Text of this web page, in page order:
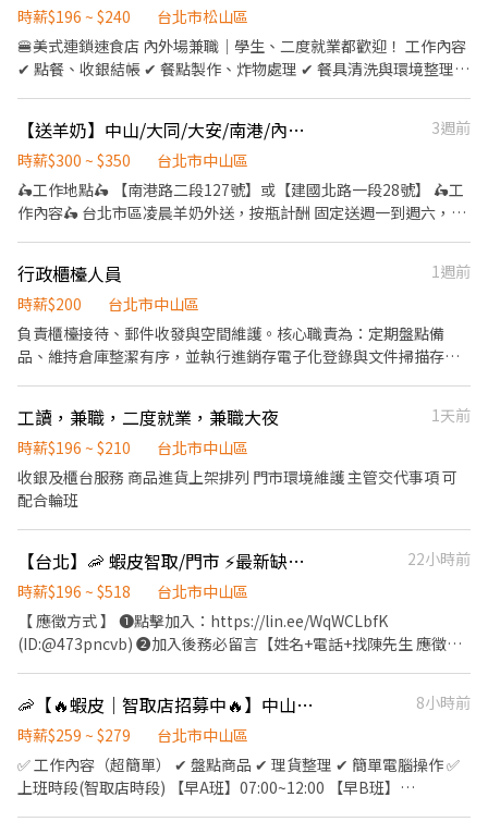
餐、環境清潔、炸物製餐、洗滌餐具 ⸻⸻⸻⸻ ✅薪
資計算： 11-14、17-21、22-01➡️時薪 $240 其餘時段➡️時薪 $196
✔️00:00後時薪+55(夜班獎金)➡️時薪 $196+55 OR $240+55=295
⋯⋯⋯⋯⋯⋯⋯⋯⋯⋯⋯⋯ 📍忠孝四 台北市信義區忠孝東路五段
522號1樓 📍新台北101 台北市信義區市府路45號B1 📍台北夢廣場
資補貼/ 修繕補貼 體檢補助 (依規定) 員工推薦獎金 完整教育訓練
時薪$196 ~ $240
台北市松山區
🍔美式連鎖速食店 內外場兼職｜學生、二度就業都歡迎！ 工作內容
✔ 點餐、收銀結帳 ✔ 餐點製作、炸物處理 ✔ 餐具清洗與環境整理
00:00後另享每小時55元夜班津貼 缺額點店: 001 台北民生 晚班
17:00–20:00 ×2、小夜班 22:00–02:00 ×2 109 台北民權 晚班
17:00–20:00 ×2 302 台北南京二 早班 11:00–14:00 ×2、晚班
16:00–20:00 ×2、小夜班 22:00–01:00 ×2 527 台北南京六 小夜班
北南京二：台北市松山區南京東路五段162號1樓 527 台北南京六：
台北市松山區南京東路四段57號 ✦ ───────── ✦ 💰福利
$800(短期無補貼) 🙌 推薦獎金 $600 🥤 員工餐點半價，天天都能享
優惠 🛡️ 勞健保、團保、勞退一應俱全 - 👇👇快速應徵通道👇👇 🔜請加
入專員窗口 : https://lin.ee/sSSCigY 加入後留言:姓名/電話/找威利
安排面試 美式餐廳(地區) ⛔無抽成無費用✊其他職缺也可詢問👌安心
【送羊奶】中山/大同/大安/南港/內湖/松山/信義
3週前
時薪$300 ~ $350
台北市中山區
🛵工作地點🛵 【南港路二段127號】或【建國北路一段28號】 🛵工
作內容🛵 台北市區凌晨羊奶外送，按瓶計酬 固定送週一到週六，日
供，專人帶訓 純送不收費，派報、外送等產業人員可無痛轉職 歡迎
私訊聊聊
行政櫃檯人員
1週前
時薪$200
台北市中山區
負責櫃檯接待、郵件收發與空間維護。核心職責為：定期盤點備
品、維持倉庫整潔有序，並執行進銷存電子化登錄與文件掃描存
工讀，兼職，二度就業，兼職大夜
1天前
時薪$196 ~ $210
台北市中山區
收銀及櫃台服務 商品進貨上架排列 門市環境維護 主管交代事項 可
配合輪班
【台北】🦐 蝦皮智取/門市 ⚡最新缺額門店 ⚡快速報到
22小時前
時薪$196 ~ $518
台北市中山區
【 應徵方式 】 ❶點擊加入：https://lin.ee/WqWCLbfK
(ID:@473pncvb) ❷加入後務必留言【姓名+電話+找陳先生 應徵台
$234-259/hr+(晚班獎金 20 /夜班獎金 40) ✦工作內容-不需顧客服
務 1.包裹搬運、理貨(搬物流箱10~15公斤不等) 2.維持門市作業區環
境、清潔 3.配合單日跑點(1~5間門市) 🔔需自備機車、駕照 ✦工作時
間 (日排2~5hr依實際情況而定) ⭕缺額門市、班別如下方⭕ 固定早
班 07:00-13:30、08:30-13:30 固定晚班 17:30-23:30、18:30-23:30
🦐【🔥蝦皮｜智取店招募中🔥】中山區兼職輕鬆賺｜🎓上班族學生打工首選！
8小時前
時薪$259 ~ $279
台北市中山區
✅ 工作內容（超簡單） ✔ 盤點商品 ✔ 理貨整理 ✔ 簡單電腦操作 ✅
上班時段(智取店時段) 【早A班】07:00~12:00 【早B班】